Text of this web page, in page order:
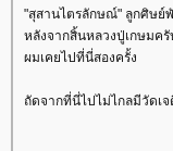
"สุสานไตรลักษณ์" ลูกศิษย์
หลังจากสิ้นหลวงปู่เกษมครั
ผมเคยไปที่นี่สองครั้ง
ถัดจากที่นี่ไปไม่ไกลมีวัดเ